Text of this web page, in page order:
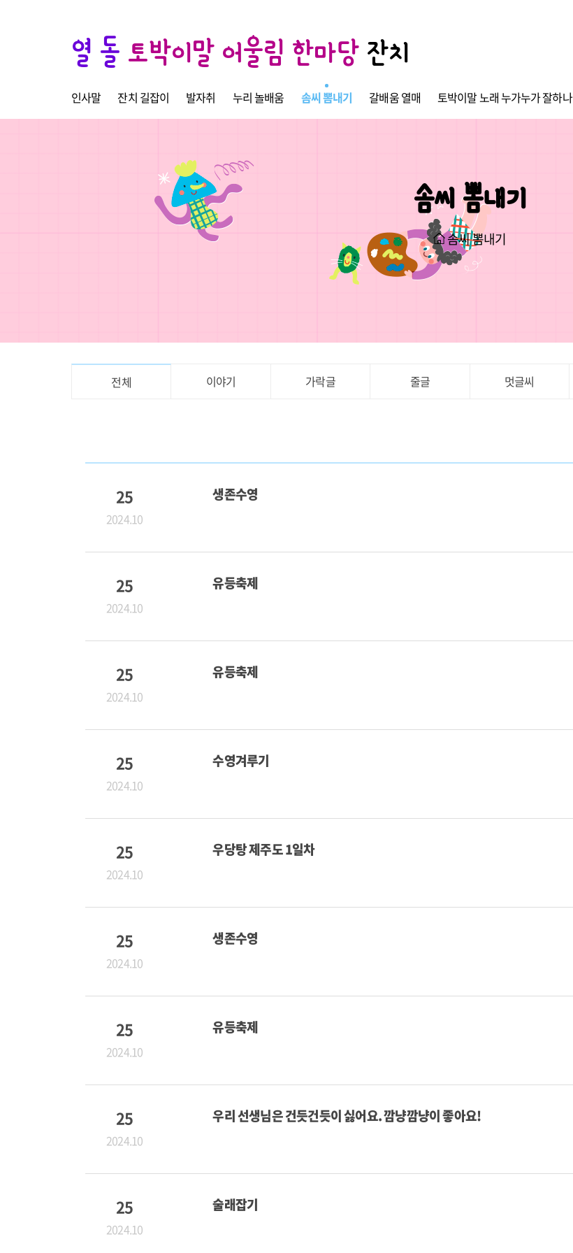
열 돌 토박이말 어울림 한마당잔치
인사말 잔치 길잡이 발자취 누리 놀배움 솜씨 뽐내기 갈배움 열매 토박이말 노래 누가누가 잘하나
솜씨 뽐내기
솜씨 뽐내기
전체 이야기 가락글 줄글 멋글씨
25
2024.10
생존수영
25
2024.10
유등축제
25
2024.10
유등축제
25
2024.10
수영겨루기
25
2024.10
우당탕 제주도 1일차
25
2024.10
생존수영
25
2024.10
유등축제
25
2024.10
우리 선생님은 건듯건듯이 싫어요. 깜냥깜냥이 좋아요!
25
2024.10
술래잡기